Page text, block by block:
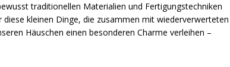
traditionellen Materialien und Fertigungstechniken
diese kleinen Dinge, die zusammen mit wiederverwerteten
Häuschen einen besonderen Charme verleihen –